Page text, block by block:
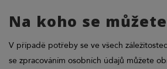
Na koho se
V případě potřeby se ve všech
se zpracováním osobních údajů můžete